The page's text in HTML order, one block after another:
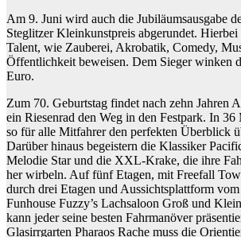
Am 9. Juni wird auch die Jubiläumsausgabe
Steglitzer Kleinkunstpreis abgerundet. Hierbei
Talent, wie Zauberei, Akrobatik, Comedy,
Öffentlichkeit beweisen. Dem Sieger winken
Euro.
Zum 70. Geburtstag findet nach zehn Jahren
ein Riesenrad den Weg in den Festpark. In 36
so für alle Mitfahrer den perfekten Überblick
Darüber hinaus begeistern die Klassiker
Melodie Starund die XXL-Krake, die ihre
her wirbeln. Auf fünf Etagen, mit Freefall
durch drei Etagen und Aussichtsplattform
Funhouse Fuzzy’s Lachsaloon Groß und
kann jeder seine besten Fahrmanöver
Glasirrgarten Pharaos Rache muss die